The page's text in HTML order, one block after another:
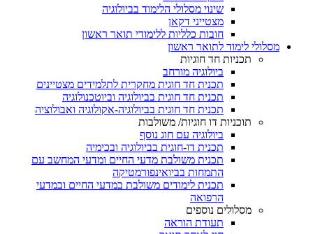
שינוי מסלולי הלימוד בביולוגיה
מצטייני דקאן
חובות כלליות ללימודי תואר ראשון
מסלולי לימוד לתואר ראשון
תכניות חד חוגיות
ביולוגיה מורחב
תכנית חד חוגית מחקרית לתלמידים מצטיינים
תכנית חד חוגית בביולוגיה וביוטכנולוגיה
תכנית חד חוגית בביולוגיה-אקולוגיה ואבולוציה
תוכניות דו חוגיות/ משולבות
ביולוגיה עם חוג נוסף
תכנית דו-חוגית בביולוגיה ובכימיה
תכנית משולבת מדעי החיים ומדעי המחשב עם
התמחות בביואינפורמטיקה
תכנית לימודים משולבת במדעי החיים ובמדעי
הרפואה
מסלולים נוספים
תעודת הוראה